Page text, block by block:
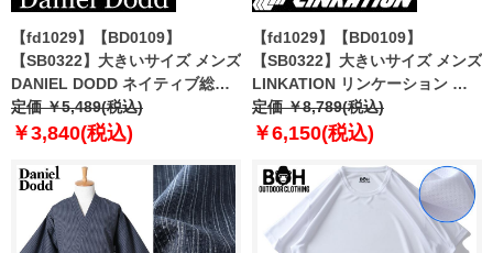
【fd1029】【BD0109】
【SB0322】大きいサイズ メンズ
DANIEL DODD ネイティブ総柄
ジャガード スタンドカラー フル
ジップ 半袖 ブルゾン 846-
定価 ￥5,489(税込)
￥3,840(税込)
【fd1029】【BD0109】
【SB0322】大きいサイズ メンズ
LINKATION リンケーション ポ
ンチ ラグラン ストレッチ スタジ
アム ブルゾン アスレジャー スポ
定価 ￥8,789(税込)
￥6,150(税込)